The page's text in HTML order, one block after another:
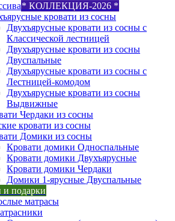
* КОЛЛЕКЦИЯ-2026 *
кровати из сосны
Двухъярусные кровати из сосны с
Классической лестницей
Двухъярусные кровати из сосны
Двуспальные
Двухъярусные кровати из сосны с
Лестницей-комодом
Двухъярусные кровати из сосны
Выдвижные
Чердаки из сосны
кровати из сосны
Домики из сосны
Кровати домики Односпальные
Кровати домики Двухъярусные
Кровати домики Чердаки
Домики 1-ярусные Двуспальные
и подарки
матрасы